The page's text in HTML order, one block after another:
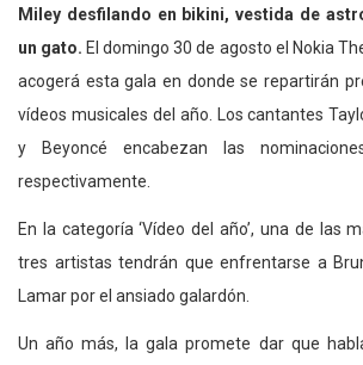
Miley desfilando en bikini, vestida de
un gato. El domingo 30 de agosto el Nokia
acogerá esta gala en donde se repartirán
vídeos musicales del año. Los cantantes
y Beyoncé encabezan las
respectivamente.
En la categoría ‘Vídeo del año’, una de las
tres artistas tendrán que enfrentarse a
Lamar por el ansiado galardón.
Un año más, la gala promete dar que